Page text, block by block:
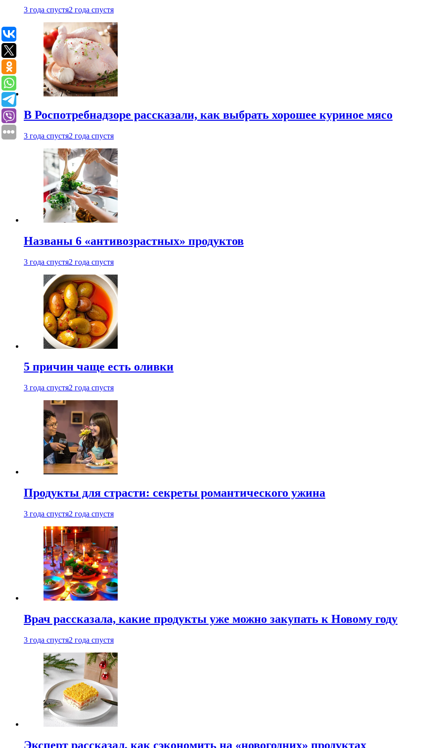
3 года спустя2 года спустя
В Роспотребнадзоре рассказали, как выбрать хорошее куриное мясо
3 года спустя2 года спустя
Названы 6 «антивозрастных» продуктов
3 года спустя2 года спустя
5 причин чаще есть оливки
3 года спустя2 года спустя
Продукты для страсти: секреты романтического ужина
3 года спустя2 года спустя
Врач рассказала, какие продукты уже можно закупать к Новому году
3 года спустя2 года спустя
Эксперт рассказал, как сэкономить на «новогодних» продуктах